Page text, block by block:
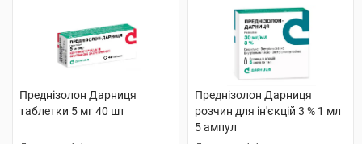
Преднізолон Дарниця
таблетки 5 мг 40 шт
Преднізолон Дарниця
розчин для ін'єкцій 3 % 1 мл
5 ампул